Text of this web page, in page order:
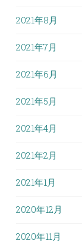
2021年8月
2021年7月
2021年6月
2021年5月
2021年4月
2021年2月
2021年1月
2020年12月
2020年11月